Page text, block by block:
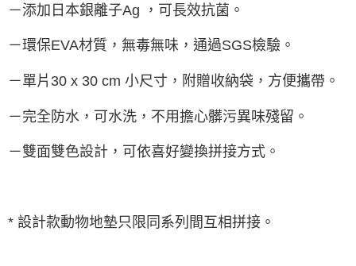
－添加日本銀離子Ag ，可長效抗菌。
－環保EVA材質，無毒無味，通過SGS檢驗。
－單片30 x 30 cm 小尺寸，附贈收納袋，方便攜帶。
－完全防水，可水洗，不用擔心髒污異味殘留。
－雙面雙色設計，可依喜好變換拼接方式。
* 設計款動物地墊只限同系列間互相拼接。